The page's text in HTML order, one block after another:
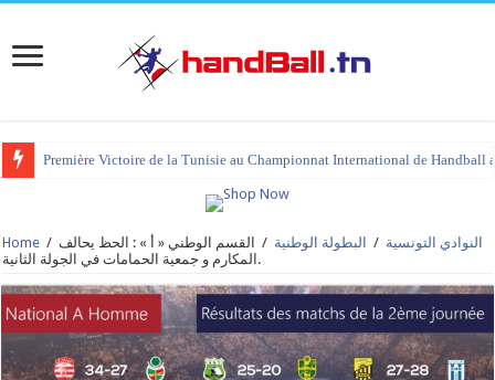
Première Victoire de la Tunisie au Championnat International de Handball
tournoi international Hammamet 2023 : programme et liste des joueurs
Home / النوادي التونسية / البطولة الوطنية /
القسم الوطني « أ » : الحظ يحالف
المكارم و جمعية الحمامات في الجولة الثانية.